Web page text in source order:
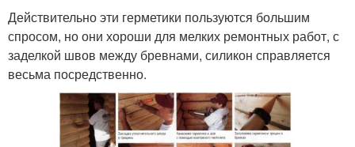
Действительно эти герметики пользуются большим
спросом, но они хороши для мелких ремонтных работ, с
заделкой швов между бревнами, силикон справляется
весьма посредственно.